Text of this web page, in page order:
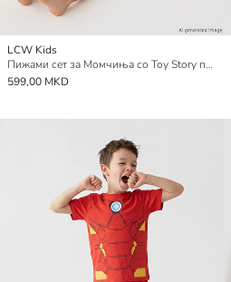
LCW Kids
Пижами сет за Момчиња со Toy Story принт
599,00 MKD